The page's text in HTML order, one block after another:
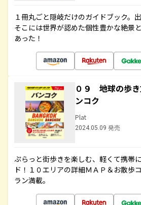
１冊丸ごと隠岐だけのガイドブック。
そこには世界が認めた個性豊かな絶景
あった！
０９ 地球の歩
ンコク
Plat
2024.05.09 発売
ぷらっと街歩きを楽しむ、軽くて携帯
ド！１０エリアの詳細ＭＡＰ＆お散歩
ラン満載。